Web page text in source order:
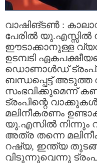
വാഷിങ്ടണ്‍ :
പേരില്‍ യു.എസ്സില്‍
ഈടാക്കാനുള്ള
ഉടമ്പടി
ഡൊണാള്‍ഡ് ട്രംപ്.
ബന്ധപ്പെട്ട്
സംഭവിക്കുമെന്ന്
ട്രംപിന്റെ
മലിനീകരണം
യു.എസില്‍
അത്ര തന്നെ
റഷ്യ, ഇന്ത്യ
വിടുന്നുവെന്നു